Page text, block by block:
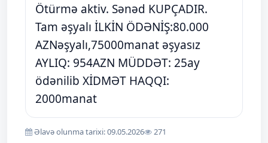
Ötürmə aktiv. Sənəd KUPÇADIR.
Tam əşyalı İLKİN ÖDƏNİŞ:80.000
AZNəşyalı,75000manat əşyasız
AYLIQ: 954AZN MÜDDƏT: 25ay
ödənilib XİDMƏT HAQQI:
2000manat
Əlavə olunma tarixi: 09.05.2026 271